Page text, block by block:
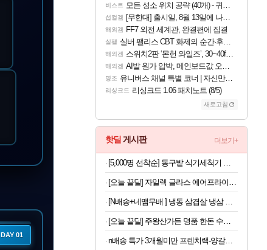
DAY 01
비스트 모든 성소 위치 공략 (40개) - 귀환한 영혼 도전과제
섭컬겜 [무한대] 출시일, 8월 13일에 나오나
해외겜 FF7 외전 세계관, 완결편에 집결
실팰 실버 팰리스 CBT 화제의 순간·후기 모음
해외겜 스위치2판 ‘몬헌 와일즈’, 30~40fps 목표 추정
해외겜 AI발 원가 압박, 메인보드값 오르나
명조 유니버스 채널 특별 코너 | 자신만의 스타일
리싱크드 리싱크드 1.06 패치노트 (8/5)
새로고침
핫딜 게시판 더보기+
n배송 특가 3개월미만 프렌치랙-양갈비 양고기 밀키트 캠핑 쉽새끼 목초육 프랜치랙 프렌치렉 [원산지:뉴질랜드]